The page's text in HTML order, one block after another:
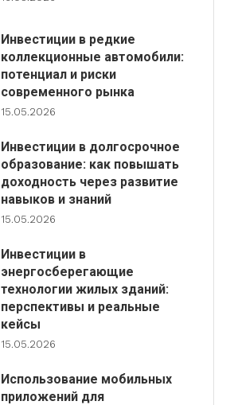
Инвестиции в редкие
коллекционные автомобили:
потенциал и риски
современного рынка
15.05.2026
Инвестиции в долгосрочное
образование: как повышать
доходность через развитие
навыков и знаний
15.05.2026
Инвестиции в
энергосберегающие
технологии жилых зданий:
перспективы и реальные
кейсы
15.05.2026
Использование мобильных
приложений для